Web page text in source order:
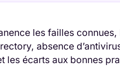
les failles
absence
écarts aux bonnes